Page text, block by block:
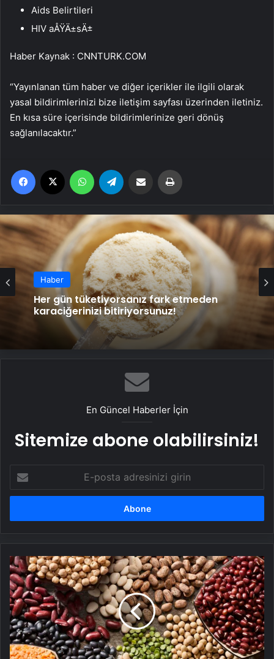
Aids Belirtileri
HIV aÅŸÄ±sÄ±
Haber Kaynak : CNNTURK.COM
“Yayınlanan tüm haber ve diğer içerikler ile ilgili olarak
yasal bildirimlerinizi bize iletişim sayfası üzerinden iletiniz.
En kısa süre içerisinde bildirimlerinize geri dönüş
sağlanılacaktır.”
Facebook WhatsApp Email'den paylaş
Haber
Her gün tüketiyorsanız fark etmeden
karaciğerinizi bitiriyorsunuz!
En Güncel Haberler İçin
Sitemize abone olabilirsiniz!
posta
adresinizi
Akdeniz
diyetinin
yerini
Doğu
Afrika
diyeti
mi
alıyor?